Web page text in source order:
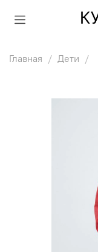
Главная Дети